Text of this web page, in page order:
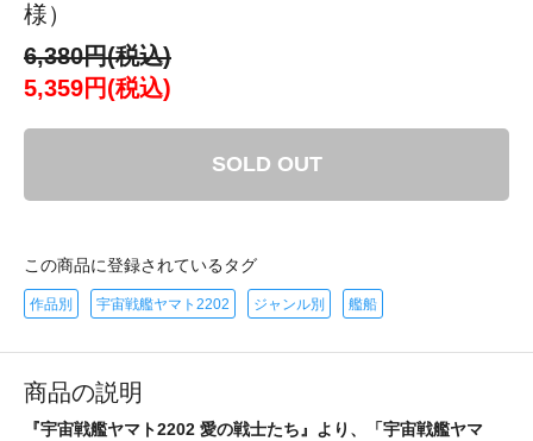
様）
6,380円(税込)
5,359円(税込)
SOLD OUT
この商品に登録されているタグ
作品別 宇宙戦艦ヤマト2202 ジャンル別 艦船
商品の説明
『宇宙戦艦ヤマト2202 愛の戦士たち』より、「宇宙戦艦ヤマ